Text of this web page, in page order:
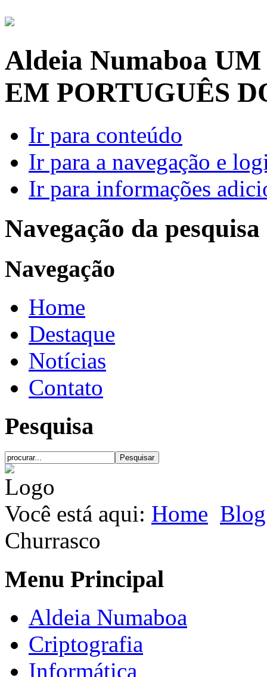
Aldeia Numaboa UM
EM PORTUGUÊS
Ir para conteúdo
Ir para a navegação e
Ir para informações
Navegação da pesquisa
Navegação
Home
Destaque
Notícias
Contato
Pesquisa
Você está aqui: Home
Churrasco
Menu Principal
Aldeia Numaboa
Criptografia
Informática